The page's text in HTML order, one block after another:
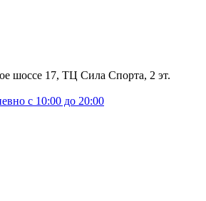
шоссе 17, ТЦ Сила Спорта, 2 эт.
с 10:00 до 20:00